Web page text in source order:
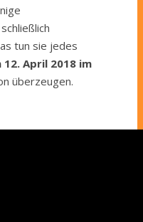
tun sie jedes
12. April 2018 im
überzeugen.